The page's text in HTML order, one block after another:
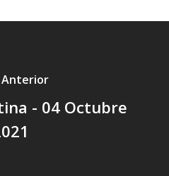
Anterior
- 04 Octubre